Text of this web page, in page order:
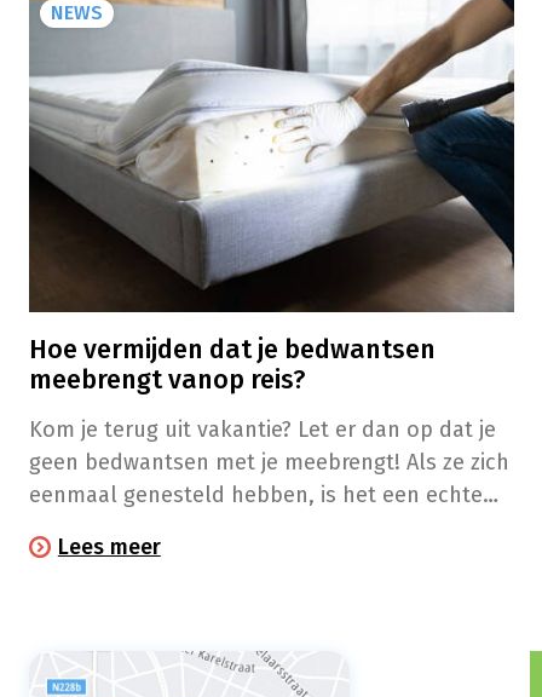
NEWS
Hoe vermijden dat je bedwantsen
meebrengt vanop reis?
Kom je terug uit vakantie? Let er dan op dat je
geen bedwantsen met je meebrengt! Als ze zich
eenmaal genesteld hebben, is het een echte
Voorkomen is dus beter dan genezen: hoe
Lees meer